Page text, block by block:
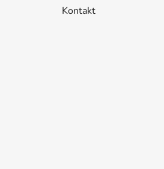
Kontakt